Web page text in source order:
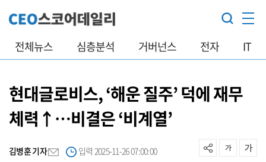
전체뉴스 심층분석 거버넌스 전자 IT
현대글로비스, ‘해운 질주’ 덕에 재무
체력↑…비결은 ‘비계열’
김병훈 기자 입력 2025-11-26 07:00:00